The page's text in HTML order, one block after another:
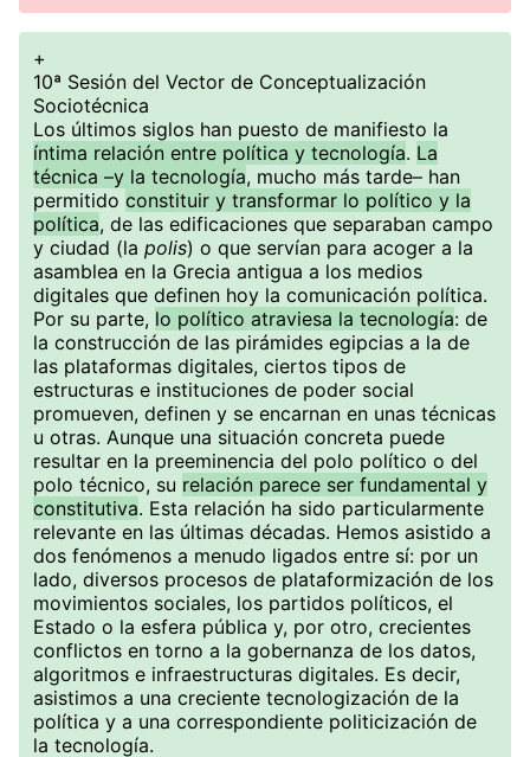
+
10ª Sesión del Vector de Conceptualización
Sociotécnica
Los últimos siglos han puesto de manifiesto la
íntima relación entre política y tecnología. La
técnica –y la tecnología, mucho más tarde– han
permitido constituir y transformar lo político y la
política, de las edificaciones que separaban campo
y ciudad (la polis) o que servían para acoger a la
asamblea en la Grecia antigua a los medios
digitales que definen hoy la comunicación política.
Por su parte, lo político atraviesa la tecnología: de
la construcción de las pirámides egipcias a la de
las plataformas digitales, ciertos tipos de
estructuras e instituciones de poder social
promueven, definen y se encarnan en unas técnicas
u otras. Aunque una situación concreta puede
resultar en la preeminencia del polo político o del
polo técnico, su relación parece ser fundamental y
constitutiva. Esta relación ha sido particularmente
relevante en las últimas décadas. Hemos asistido a
dos fenómenos a menudo ligados entre sí: por un
lado, diversos procesos de plataformización de los
movimientos sociales, los partidos políticos, el
Estado o la esfera pública y, por otro, crecientes
conflictos en torno a la gobernanza de los datos,
algoritmos e infraestructuras digitales. Es decir,
asistimos a una creciente tecnologización de la
política y a una correspondiente politicización de
la tecnología.